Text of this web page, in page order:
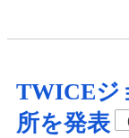
TWICEジ
所を発表